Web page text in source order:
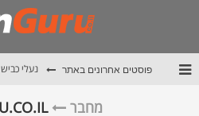
פוסטים אחרונים באתר
מחבר RUNGURU.CO.IL